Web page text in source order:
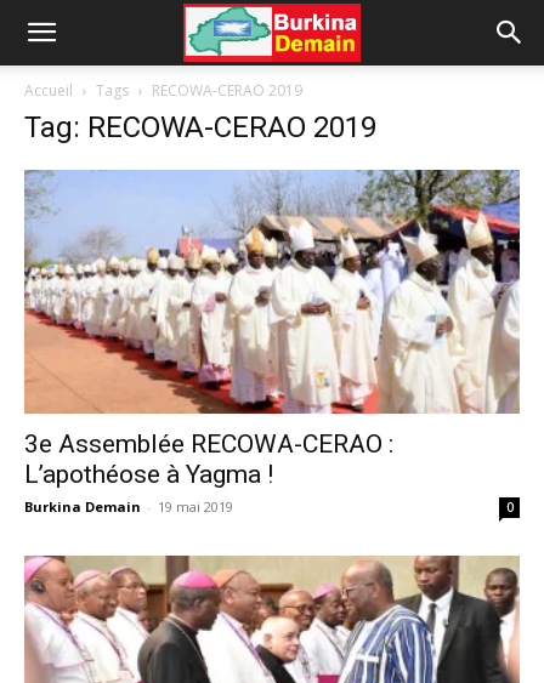
Accueil Tags RECOWA-CERAO 2019
Tag: RECOWA-CERAO 2019
3e Assemblée RECOWA-CERAO :
L’apothéose à Yagma !
Burkina Demain - 19 mai 2019 0